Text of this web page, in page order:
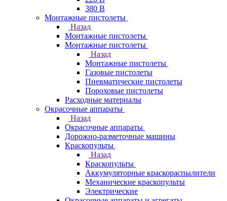
380 В
Монтажные пистолеты
Назад
Монтажные пистолеты
Монтажные пистолеты
Назад
Монтажные пистолеты
Газовые пистолеты
Пневматические пистолеты
Пороховые пистолеты
Расходные материалы
Окрасочные аппараты
Назад
Окрасочные аппараты
Дорожно-разметочные машины
Краскопульты
Назад
Краскопульты
Аккумуляторные краскораспылители
Механические краскопульты
Электрические